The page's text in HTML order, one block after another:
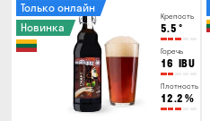
Крепость
5.5 °
Горечь
16 IBU
Плотность
12.2 %
Только онлайн
Новинка